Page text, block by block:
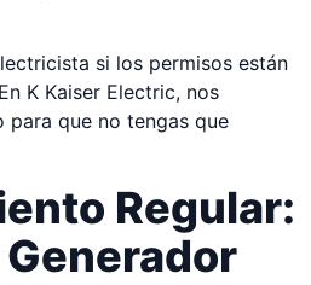
si los permisos están
K Kaiser Electric, nos
para que no tengas que
Regular: